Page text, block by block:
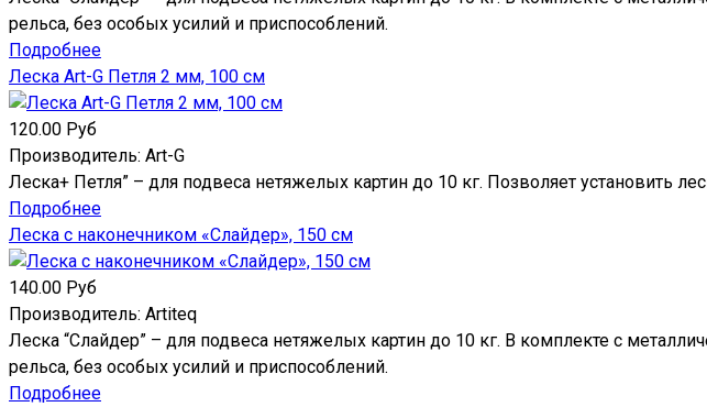
рельса, без особых усилий и приспособлений.
Подробнее
Леска Art-G Петля 2 мм, 100 см
120.00 Руб
Производитель: Art-G
Леска+ Петля” – для подвеса нетяжелых картин до 10 кг. Позволяет установить
Подробнее
Леска с наконечником «Слайдер», 150 см
140.00 Руб
Производитель: Artiteq
Леска “Слайдер” – для подвеса нетяжелых картин до 10 кг. В комплекте с
рельса, без особых усилий и приспособлений.
Подробнее